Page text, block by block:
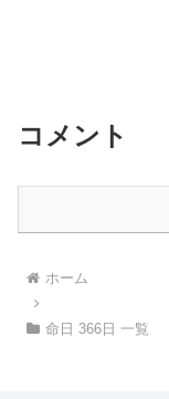
コメント
ホーム
命日 366日 一覧